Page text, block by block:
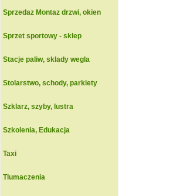
Sprzedaz Montaz drzwi, okien
Sprzet sportowy - sklep
Stacje paliw, sklady wegla
Stolarstwo, schody, parkiety
Szklarz, szyby, lustra
Szkolenia, Edukacja
Taxi
Tlumaczenia